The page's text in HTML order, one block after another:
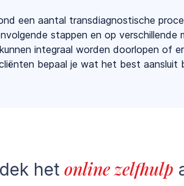
een aantal transdiagnostische
stappen en op
integraal worden doorlopen of
bepaal je wat het best aansluit
het online zelfhulp